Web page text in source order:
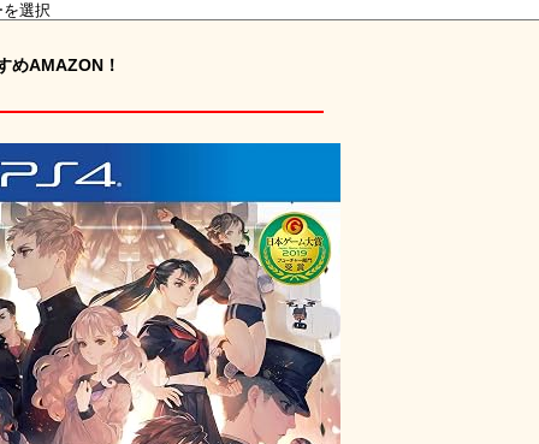
めAMAZON！